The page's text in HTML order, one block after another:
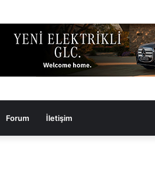
Forum İletişim